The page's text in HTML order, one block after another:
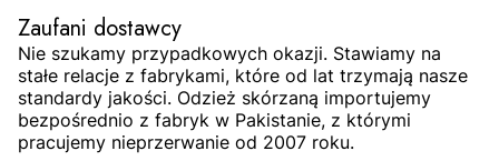
Zaufani dostawcy
Nie szukamy przypadkowych okazji. Stawiamy na
stałe relacje z fabrykami, które od lat trzymają nasze
standardy jakości. Odzież skórzaną importujemy
bezpośrednio z fabryk w Pakistanie, z którymi
pracujemy nieprzerwanie od 2007 roku.